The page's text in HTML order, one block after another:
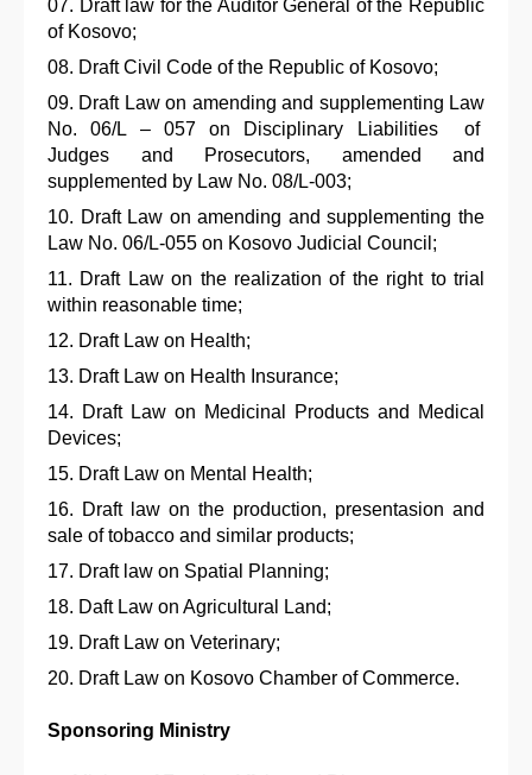
Draft law for the Auditor General of the Republic
of Kosovo;
Draft Civil Code of the Republic of Kosovo;
Draft Law on amending and supplementing Law
No. 06/L – 057 on Disciplinary Liabilities of
Judges and Prosecutors, amended and
supplemented by Law No. 08/L-003;
Draft Law on amending and supplementing the
Law No. 06/L-055 on Kosovo Judicial Council;
Draft Law on the realization of the right to trial
within reasonable time;
Draft Law on Health;
Draft Law on Health Insurance;
Draft Law on Medicinal Products and Medical
Devices;
Draft Law on Mental Health;
Draft law on the production, presentasion and
sale of tobacco and similar products;
Draft law on Spatial Planning;
Daft Law on Agricultural Land;
Draft Law on Veterinary;
Draft Law on Kosovo Chamber of Commerce.
Sponsoring Ministry